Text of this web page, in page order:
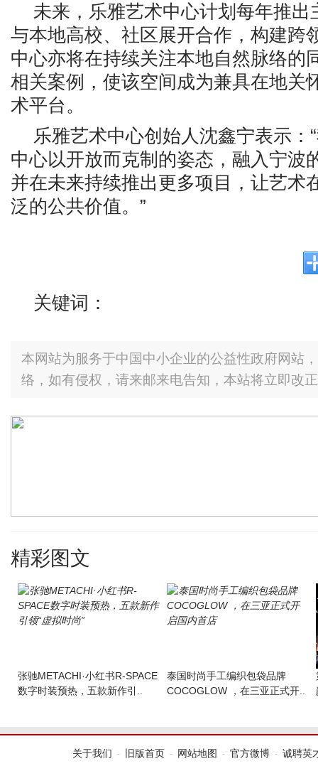
未来，乐雅艺术中心计划每年推出
与本地高校、社区展开合作，构建跨
中心亦将在持续关注本地自然脉络的
相关案例，使该空间成为兼具在地关
术平台。
乐雅艺术中心创始人沈鑫宁表示：
中心以开放而克制的姿态，融入宁波
并在未来持续推出更多项目，让艺术
泛的公共价值。”
关键词：
本网站为服务于中国中小企业的公益性政府网站
络，如有侵权，请来邮来电告知，本站将立即改
精彩图文
张驰METACHI·小红书R-SPACE
数字时装预热，五款新作引..
​泰国时尚手工编织包袋品牌
COCOGLOW ，在三亚正式开..
关于我们 - 旧版首页 - 网站地图 - 官方微博 - 诚聘英